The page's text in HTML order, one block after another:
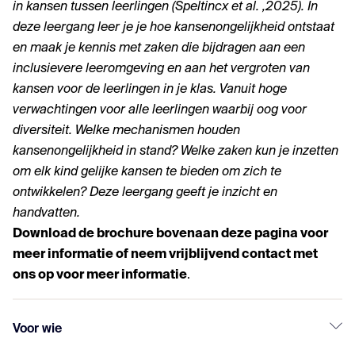
in kansen tussen leerlingen (Speltincx et al. ,2025). In
deze leergang leer je je hoe kansenongelijkheid ontstaat
en maak je kennis met zaken die bijdragen aan een
inclusievere leeromgeving en aan het vergroten van
kansen voor de leerlingen in je klas. Vanuit hoge
verwachtingen voor alle leerlingen waarbij oog voor
diversiteit. Welke mechanismen houden
kansenongelijkheid in stand? Welke zaken kun je inzetten
om elk kind gelijke kansen te bieden om zich te
ontwikkelen? Deze leergang geeft je inzicht en
handvatten.
Download de brochure bovenaan deze pagina voor
meer informatie of neem vrijblijvend contact met
ons op voor meer informatie.
Voor wie